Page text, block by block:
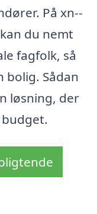
På xn--
du nemt
fagfolk, så
bolig. Sådan
løsning, der